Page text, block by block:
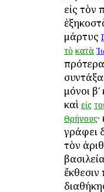
εἰς τὸν
μάρτυς
τὸ κατὰ
μόνοι
καὶ εἰς
Θρήνους
γράφει
τὸν